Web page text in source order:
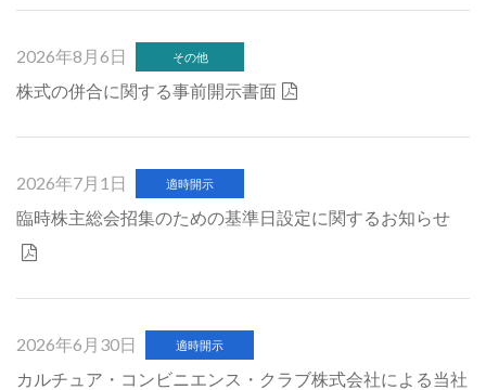
2026年8月6日 その他
株式の併合に関する事前開示書面
2026年7月1日 適時開示
臨時株主総会招集のための基準日設定に関するお知らせ
2026年6月30日 適時開示
カルチュア・コンビニエンス・クラブ株式会社による当社